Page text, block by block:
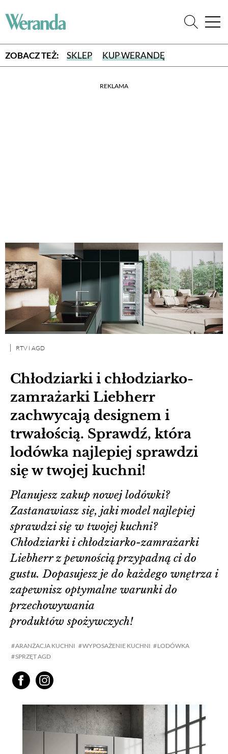
ZOBACZ TEŻ: SKLEP KUP WERANDĘ
REKLAMA
Chłodziarki i chłodziarko-
zamrażarki Liebherr
zachwycają designem i
trwałością. Sprawdź, która
lodówka najlepiej sprawdzi
się w twojej kuchni!
RTV I AGD
ARANŻACJA KUCHNI WYPOSAŻENIE KUCHNI
LODÓWKA
SPRZĘT AGD
Planujesz zakup nowej lodówki?
Zastanawiasz się, jaki model najlepiej
sprawdzi się w twojej kuchni?
Chłodziarki i chłodziarko-zamrażarki
Liebherr z pewnością przypadną ci do
gustu. Dopasujesz je do każdego wnętrza i
zapewnisz optymalne warunki do
przechowywania
produktów spożywczych!